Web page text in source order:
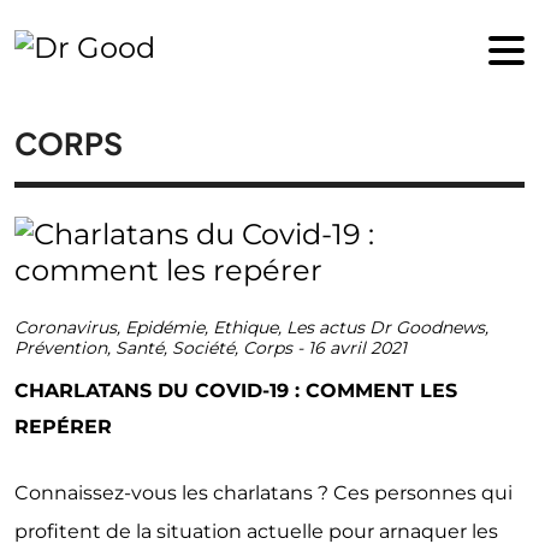
CORPS
Coronavirus, Epidémie, Ethique, Les actus Dr Goodnews,
Prévention, Santé, Société, Corps- 16 avril 2021
CHARLATANS DU COVID-19 : COMMENT LES
REPÉRER
Connaissez-vous les charlatans ? Ces personnes qui
profitent de la situation actuelle pour arnaquer les